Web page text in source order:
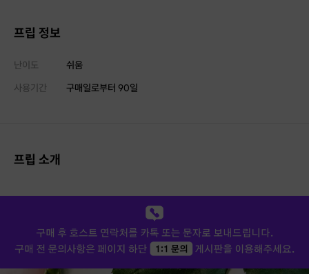
들러서 맛사냥까지 성공적! 클래스
조명맛집이었네요. ㅎㅎ
프립 정보
난이도
쉬움
사용기간
구매일로부터 90일
프립 소개